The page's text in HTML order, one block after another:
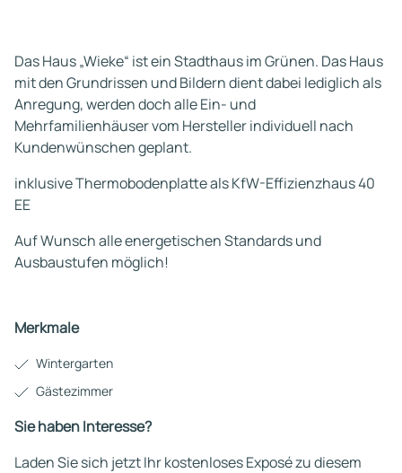
Das Haus „Wieke“ ist ein Stadthaus im Grünen. Das Haus
mit den Grundrissen und Bildern dient dabei lediglich als
Anregung, werden doch alle Ein- und
Mehrfamilienhäuser vom Hersteller individuell nach
Kundenwünschen geplant.
inklusive Thermobodenplatte als KfW-Effizienzhaus 40
EE
Auf Wunsch alle energetischen Standards und
Ausbaustufen möglich!
Merkmale
Wintergarten
Gästezimmer
Sie haben Interesse?
Laden Sie sich jetzt Ihr kostenloses Exposé zu diesem